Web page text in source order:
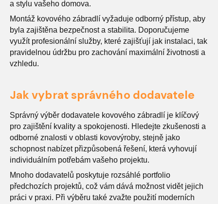
a stylu vašeho domova.
Montáž kovového zábradlí vyžaduje odborný přístup, aby
byla zajištěna bezpečnost a stabilita. Doporučujeme
využít profesionální služby, které zajišťují jak instalaci, tak
pravidelnou údržbu pro zachování maximální životnosti a
vzhledu.
Jak vybrat správného dodavatele
Správný výběr dodavatele kovového zábradlí je klíčový
pro zajištění kvality a spokojenosti. Hledejte zkušenosti a
odborné znalosti v oblasti kovovýroby, stejně jako
schopnost nabízet přizpůsobená řešení, která vyhovují
individuálním potřebám vašeho projektu.
Mnoho dodavatelů poskytuje rozsáhlé portfolio
předchozích projektů, což vám dává možnost vidět jejich
práci v praxi. Při výběru také zvažte použití moderních